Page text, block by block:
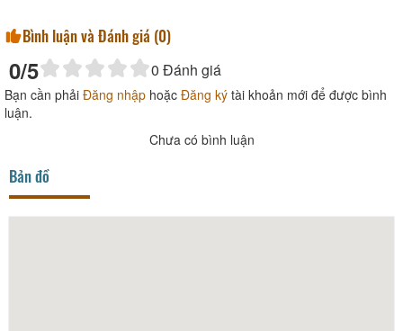
Bình luận và Đánh giá (0)
0/5 0 Đánh giá
Bạn cần phải Đăng nhập hoặc Đăng ký tài khoản mới để được bình
luận.
Chưa có bình luận
Bản đồ